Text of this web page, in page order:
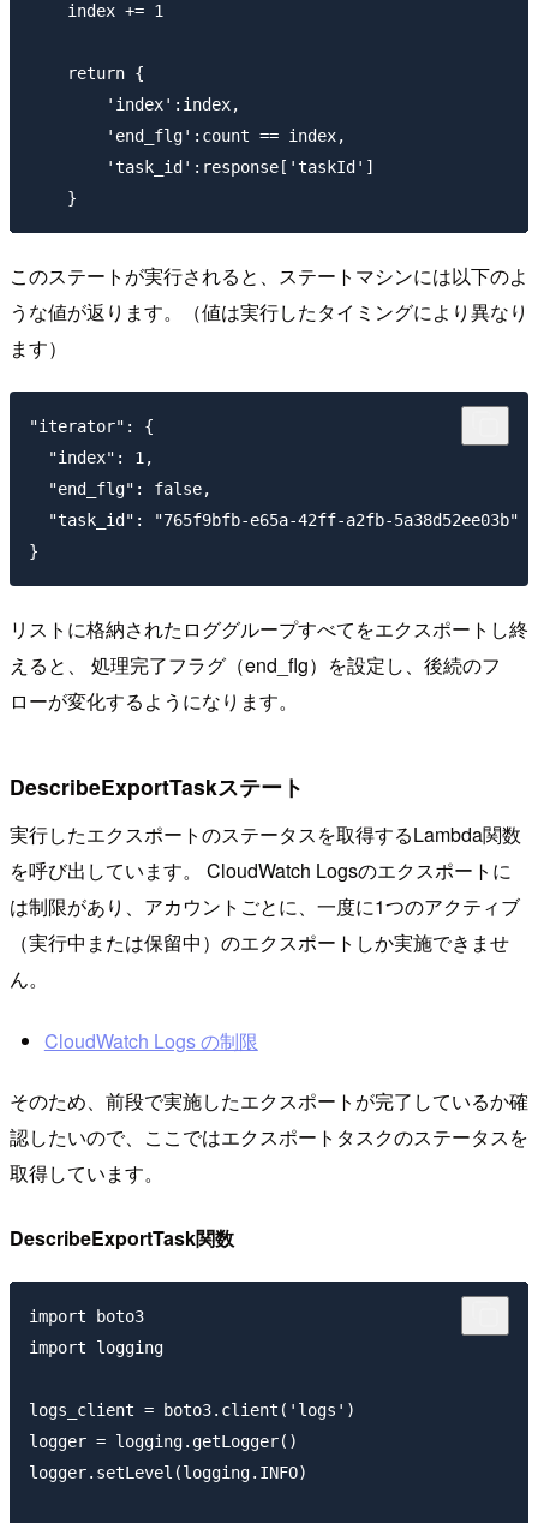
    index += 1
    return {
        'index':index,
        'end_flg':count == index,
        'task_id':response['taskId']
このステートが実行されると、ステートマシンには以下のよ
うな値が返ります。（値は実行したタイミングにより異なり
ます）
"iterator": {
  "index": 1,
  "end_flg": false,
  "task_id": "765f9bfb-e65a-42ff-a2fb-5a38d52ee03b"
リストに格納されたロググループすべてをエクスポートし終
えると、 処理完了フラグ（end_flg）を設定し、後続のフ
ローが変化するようになります。
DescribeExportTaskステート
実行したエクスポートのステータスを取得するLambda関数
を呼び出しています。 CloudWatch Logsのエクスポートに
は制限があり、アカウントごとに、一度に1つのアクティブ
（実行中または保留中）のエクスポートしか実施できませ
ん。
CloudWatch Logs の制限
そのため、前段で実施したエクスポートが完了しているか確
認したいので、ここではエクスポートタスクのステータスを
取得しています。
DescribeExportTask関数
import boto3
import logging
logs_client = boto3.client('logs')
logger = logging.getLogger()
logger.setLevel(logging.INFO)